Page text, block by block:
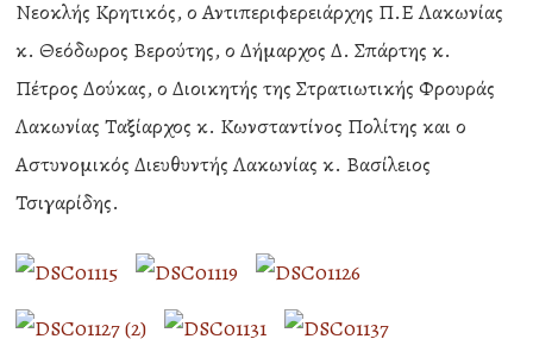
Νεοκλής Κρητικός, ο Αντιπεριφερειάρχης Π.Ε Λακωνίας
κ. Θεόδωρος Βερούτης, ο Δήμαρχος Δ. Σπάρτης κ.
Πέτρος Δούκας, ο Διοικητής της Στρατιωτικής Φρουράς
Λακωνίας Ταξίαρχος κ. Κωνσταντίνος Πολίτης και ο
Αστυνομικός Διευθυντής Λακωνίας κ. Βασίλειος
Τσιγαρίδης.